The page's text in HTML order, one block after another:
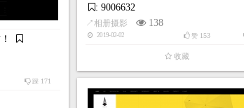
: 9006632
↗相册摄影 138
2019-02-02 赞 153
收藏
踩 171